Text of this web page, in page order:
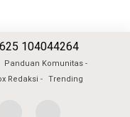
Panduan Komunitas
Redaksi Trending